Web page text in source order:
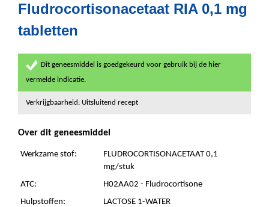
Fludrocortisonacetaat RIA 0,1 mg
tabletten
Dit geneesmiddel is goedgekeurd voor gebruik bij de hier
vermelde indicatie.
Verkrijgbaarheid: Uitsluitend recept
Over dit geneesmiddel
Werkzame stof:
FLUDROCORTISONACETAAT 0,1
mg/stuk
ATC:
H02AA02 - Fludrocortisone
Hulpstoffen:
LACTOSE 1-WATER